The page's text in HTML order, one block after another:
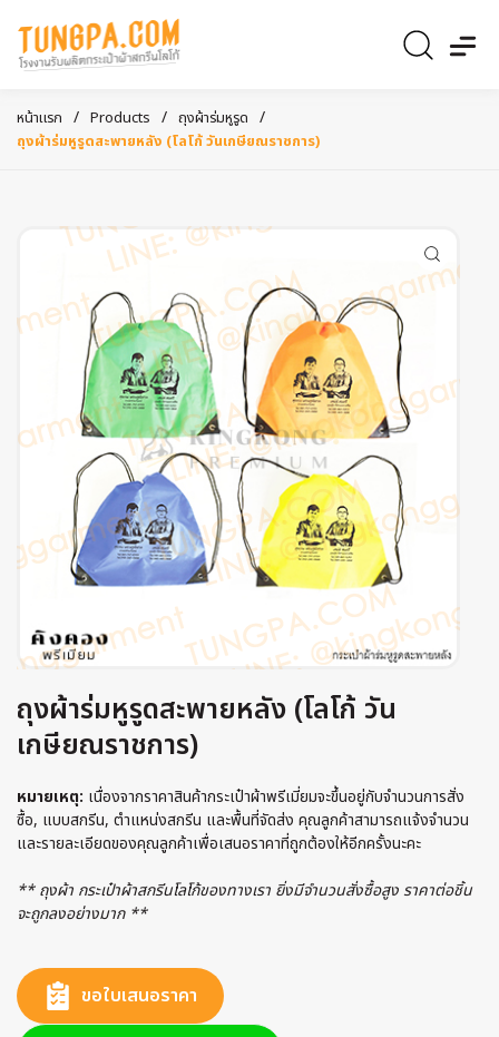
หน้าแรก / Products / ถุงผ้าร่มหูรูด /
ถุงผ้าร่มหูรูดสะพายหลัง (โลโก้ วันเกษียณราชการ)
ถุงผ้าร่มหูรูดสะพายหลัง (โลโก้ วัน
เกษียณราชการ)
หมายเหตุ: เนื่องจากราคาสินค้ากระเป๋าผ้าพรีเมี่ยมจะขึ้นอยู่กับจำนวนการสั่ง
ซื้อ, แบบสกรีน, ตำแหน่งสกรีน และพื้นที่จัดส่ง คุณลูกค้าสามารถแจ้งจำนวน
และรายละเอียดของคุณลูกค้าเพื่อเสนอราคาที่ถูกต้องให้อีกครั้งนะคะ
** ถุงผ้า กระเป๋าผ้าสกรีนโลโก้ของทางเรา ยิ่งมีจำนวนสั่งซื้อสูง ราคาต่อชิ้น
จะถูกลงอย่างมาก **
ขอใบเสนอราคา